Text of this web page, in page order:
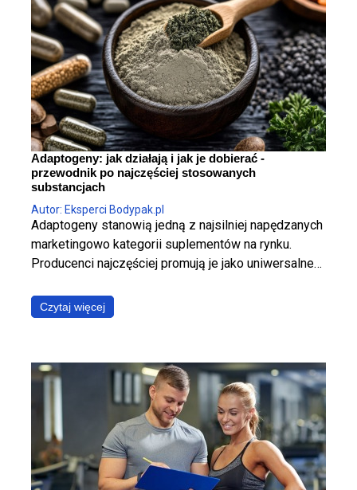
Adaptogeny: jak działają i jak je dobierać -
przewodnik po najczęściej stosowanych
substancjach
Autor: Eksperci Bodypak.pl
Adaptogeny stanowią jedną z najsilniej napędzanych
marketingowo kategorii suplementów na rynku.
Producenci najczęściej promują je jako uniwersalne
snu, wzrost poziomu energii, wyostrzenie
koncentracji, redukcję stresu oraz wzmocnienie
to jednak założenie błędne. Poszczególne
adaptogeny wyraźnie różnią się od siebie
mechanizmem działania, ich skuteczność zależy od
specyficznego kontekstu stosowania, a jakość
dostępnych na rynku produktów pozostaje skrajnie
nierówna. Poniższy raport ma za zadanie
usystematyzować wiedzę i odpowiedzieć na trzy
Czytaj więcej